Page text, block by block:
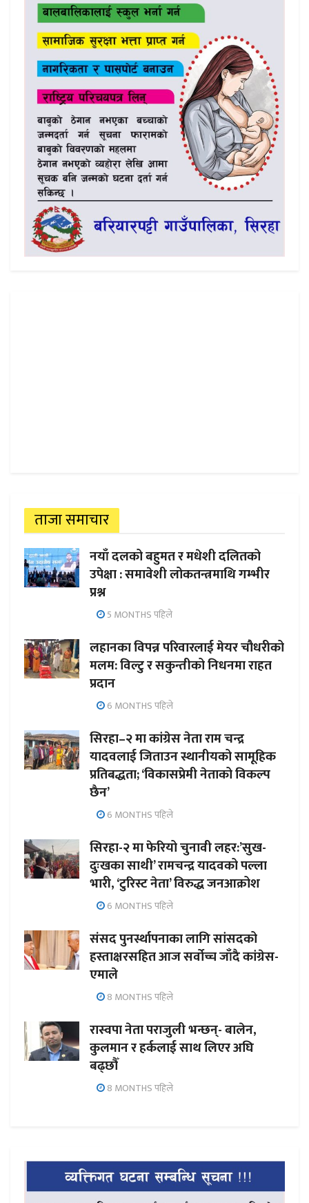
ताजा समाचार
नयाँ दलको बहुमत र मधेशी दलितको
उपेक्षा : समावेशी लोकतन्त्रमाथि गम्भीर
प्रश्न
5 MONTHS पहिले
लहानका विपन्न परिवारलाई मेयर चौधरीको
मलम: विल्टु र सकुन्तीको निधनमा राहत
प्रदान
6 MONTHS पहिले
सिरहा–२ मा कांग्रेस नेता राम चन्द्र
यादवलाई जिताउन स्थानीयको सामूहिक
प्रतिबद्धता; ‘विकासप्रेमी नेताको विकल्प
छैन’
6 MONTHS पहिले
सिरहा-२ मा फेरियो चुनावी लहर:’सुख-
दुःखका साथी’ रामचन्द्र यादवको पल्ला
भारी, ‘टुरिस्ट नेता’ विरुद्ध जनआक्रोश
6 MONTHS पहिले
संसद पुनर्स्थापनाका लागि सांसदको
हस्ताक्षरसहित आज सर्वोच्च जाँदै कांग्रेस-
एमाले
8 MONTHS पहिले
रास्वपा नेता पराजुली भन्छन्- बालेन,
कुलमान र हर्कलाई साथ लिएर अघि
बढ्छौँ
8 MONTHS पहिले